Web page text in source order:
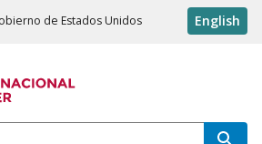
de Estados Unidos English